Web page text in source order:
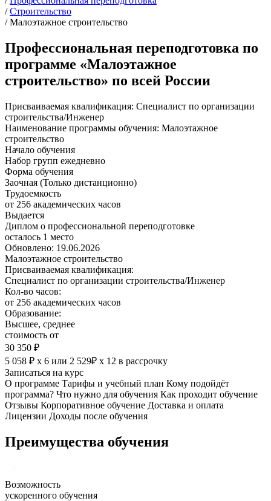
/ Строительство
/ Малоэтажное строительство
Профессиональная переподготовка по
программе «Малоэтажное
строительство» по всей России
Присваиваемая квалификация: Специалист по организации
строительства/Инженер
Наименование программы обучения: Малоэтажное
строительство
Начало обучения
Набор групп ежедневно
Форма обучения
Заочная (Только дистанционно)
Трудоемкость
от 256 академических часов
Выдается
Диплом о профессиональной переподготовке
осталось 1 место
Обновлено: 19.06.2026
Малоэтажное строительство
Присваиваемая квалификация:
Специалист по организации строительства/Инженер
Кол-во часов:
от 256 академических часов
Образование:
Высшее, среднее
стоимость от
30 350 ₽
5 058 ₽ х 6 или 2 529₽ х 12 в рассрочку
Записаться на курс
О программе Тарифы и учебный план Кому подойдёт
программа? Что нужно для обучения Как проходит обучение
Отзывы Корпоративное обучение Доставка и оплата
Лицензии Доходы после обучения
Преимущества обучения
Возможность
ускоренного обучения